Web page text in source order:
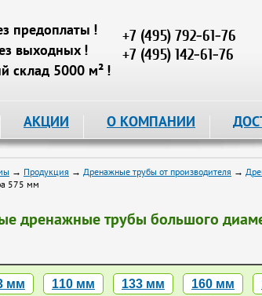
предоплаты !
выходных !
склад 5000 м² !
+7 (495) 792-61-76
+7 (495) 142-61-76
АКЦИИ О КОМПАНИИ
→ Продукция → Дренажные трубы от производителя →
575 мм
дренажные трубы большого
мм 110 мм 133 мм 160 мм